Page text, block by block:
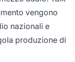
vengono
nazionali e
produzione di